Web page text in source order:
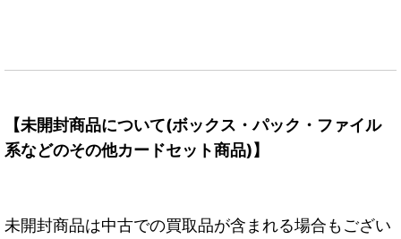
【未開封商品について(ボックス・パック・ファイル
系などのその他カードセット商品)】
未開封商品は中古での買取品が含まれる場合もござい